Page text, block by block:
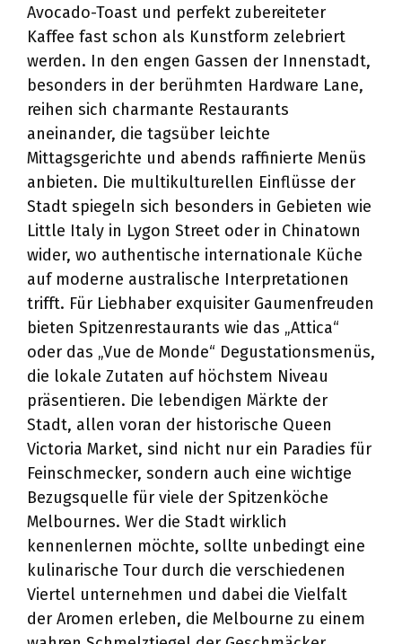
Avocado-Toast und perfekt zubereiteter
Kaffee fast schon als Kunstform zelebriert
werden. In den engen Gassen der Innenstadt,
besonders in der berühmten Hardware Lane,
reihen sich charmante Restaurants
aneinander, die tagsüber leichte
Mittagsgerichte und abends raffinierte Menüs
anbieten. Die multikulturellen Einflüsse der
Stadt spiegeln sich besonders in Gebieten wie
Little Italy in Lygon Street oder in Chinatown
wider, wo authentische internationale Küche
auf moderne australische Interpretationen
trifft. Für Liebhaber exquisiter Gaumenfreuden
bieten Spitzenrestaurants wie das „Attica“
oder das „Vue de Monde“ Degustationsmenüs,
die lokale Zutaten auf höchstem Niveau
präsentieren. Die lebendigen Märkte der
Stadt, allen voran der historische Queen
Victoria Market, sind nicht nur ein Paradies für
Feinschmecker, sondern auch eine wichtige
Bezugsquelle für viele der Spitzenköche
Melbournes. Wer die Stadt wirklich
kennenlernen möchte, sollte unbedingt eine
kulinarische Tour durch die verschiedenen
Viertel unternehmen und dabei die Vielfalt
der Aromen erleben, die Melbourne zu einem